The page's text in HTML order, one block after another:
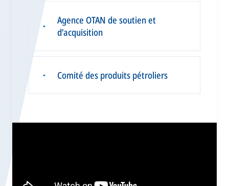
▪
Agence OTAN de soutien et
d’acquisition
▪ Comité des produits pétroliers